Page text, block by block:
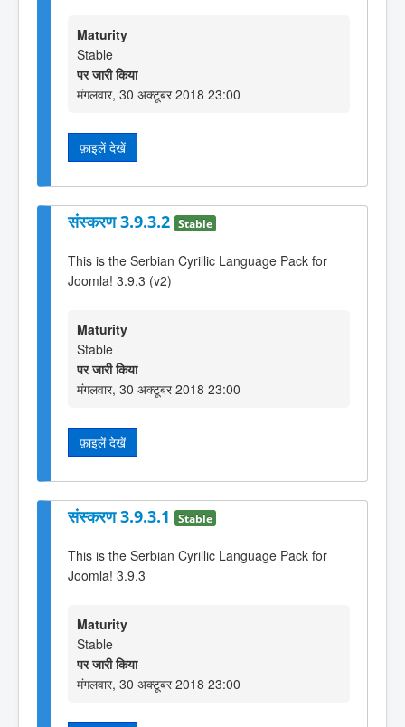
Maturity
Stable
पर जारी किया
मंगलवार, 30 अक्टूबर 2018 23:00
फ़ाइलें देखें
संस्करण 3.9.3.2 Stable
This is the Serbian Cyrillic Language Pack for
Joomla! 3.9.3 (v2)
Maturity
Stable
पर जारी किया
मंगलवार, 30 अक्टूबर 2018 23:00
फ़ाइलें देखें
संस्करण 3.9.3.1 Stable
This is the Serbian Cyrillic Language Pack for
Joomla! 3.9.3
Maturity
Stable
पर जारी किया
मंगलवार, 30 अक्टूबर 2018 23:00